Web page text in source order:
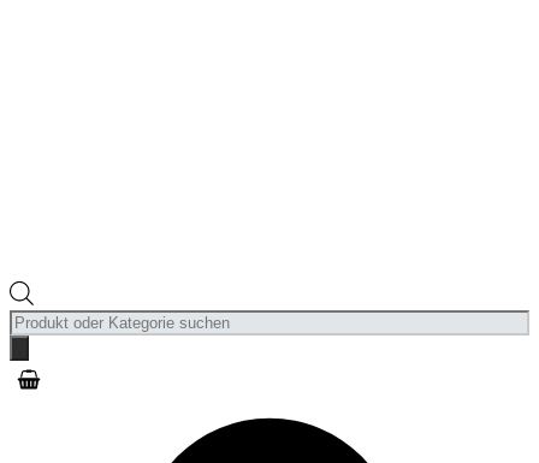
Products
search